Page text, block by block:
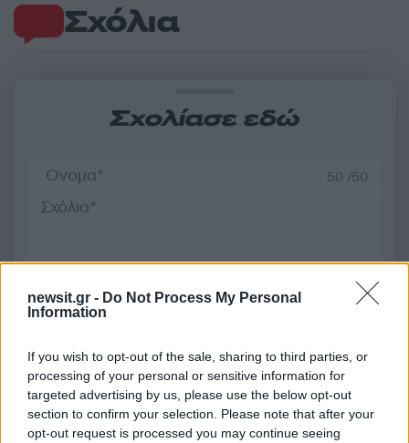
newsit.gr - Do Not Process My Personal
Information
If you wish to opt-out of the sale, sharing to third parties, or
processing of your personal or sensitive information for
targeted advertising by us, please use the below opt-out
section to confirm your selection. Please note that after your
opt-out request is processed you may continue seeing
Σχόλια
Σχολίασε εδώ
50 /50
2000 /2000
Όροι Χρήσης. Το site προστατεύεται από reCAPTCHA, ισχύουν
Πολιτική Απορρήτου &Όροι Χρήσηςτης Google.
Επιχειρήσεις
ΚΑΛΩΔΙΑ
ΠΩΛΗΣΕΙΣ ΧΑΛΥΒΑΣ